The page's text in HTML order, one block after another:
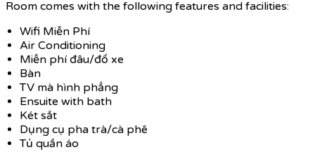
Room comes with the following features and facilities:
Wifi Miễn Phí
Air Conditioning
Miễn phí đâu/đổ xe
Bàn
TV mà hình phẳng
Ensuite with bath
Két sắt
Dụng cụ pha trà/cà phê
Tủ quần áo